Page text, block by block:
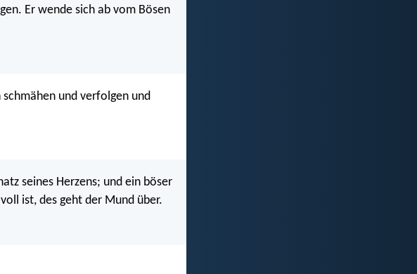
Er wende sich ab vom Bösen
und verfolgen und
seines Herzens; und ein böser
ist, des geht der Mund über.